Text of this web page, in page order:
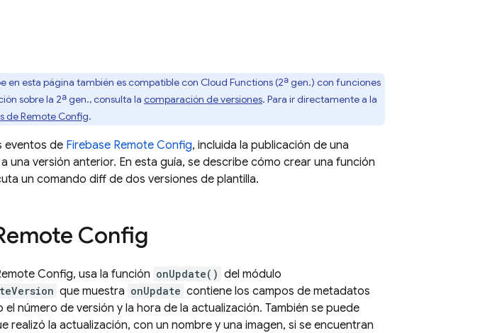
en esta página también es compatible con Cloud Functions(2ª gen.) con funciones
sobre la 2ª gen., consulta la comparación de versiones. Para ir directamente a la
deRemote Config.
eventos de Firebase Remote Config, incluida la publicación de una
una versión anterior. En esta guía, se describe cómo crear una función
un comando diff de dos versiones de plantilla.
Config
Config, usa la función onUpdate() del módulo
que muestra onUpdate contiene los campos de metadatos
el número de versión y la hora de la actualización. También se puede
realizó la actualización, con un nombre y una imagen, si se encuentran